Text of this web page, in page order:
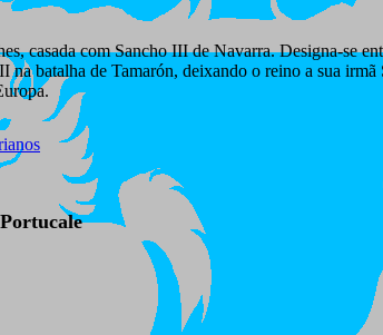
casada com Sancho III de Navarra. Designa-se
batalha de Tamarón, deixando o reino a sua irmã